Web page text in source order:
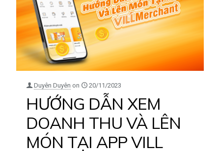
Duyên Duyên on 20/11/2023
HƯỚNG DẪN XEM
DOANH THU VÀ LÊN
MÓN TẠI APP VILL